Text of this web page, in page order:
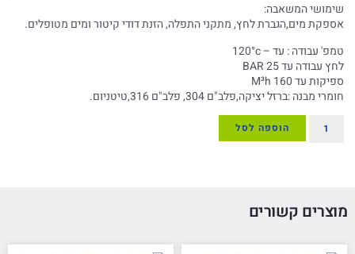
שימושי המשאבה:
אספקת מים,הגברת לחץ, מתקני התפלה, הזנת דודי קיטור ומים מטופלים.
טמפ' עבודה : עד – 120°c
לחץ עבודה עד 25 BAR
ספיקות עד 160 M³h
חומרי מבנה :ברזל יציקה,פלב"ם 304, פלב"ם 316,טיטניום.
הוספה לסל
מוצרים קשורים